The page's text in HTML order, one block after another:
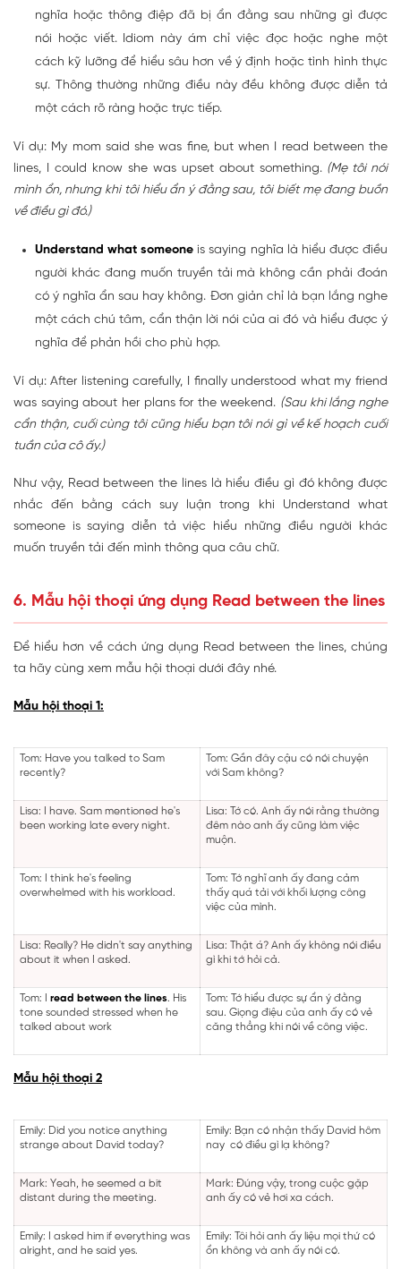
nghĩa hoặc thông điệp đã bị ẩn đằng sau những gì được
nói hoặc viết. Idiom này ám chỉ việc đọc hoặc nghe một
cách kỹ lưỡng để hiểu sâu hơn về ý định hoặc tình hình thực
sự. Thông thường những điều này đều không được diễn tả
một cách rõ ràng hoặc trực tiếp.
Ví dụ: My mom said she was fine, but when I read between the
lines, I could know she was upset about something. (Mẹ tôi nói
mình ổn, nhưng khi tôi hiểu ẩn ý đằng sau, tôi biết mẹ đang buồn
về điều gì đó.)
Understand what someone is saying nghĩa là hiểu được điều
người khác đang muốn truyền tải mà không cần phải đoán
có ý nghĩa ẩn sau hay không. Đơn giản chỉ là bạn lắng nghe
một cách chú tâm, cẩn thận lời nói của ai đó và hiểu được ý
nghĩa để phản hồi cho phù hợp.
Ví dụ: After listening carefully, I finally understood what my friend
was saying about her plans for the weekend. (Sau khi lắng nghe
cẩn thận, cuối cùng tôi cũng hiểu bạn tôi nói gì về kế hoạch cuối
tuần của cô ấy.)
Như vậy, Read between the lines là hiểu điều gì đó không được
nhắc đến bằng cách suy luận trong khi Understand what
someone is saying diễn tả việc hiểu những điều người khác
muốn truyền tải đến mình thông qua câu chữ.
6. Mẫu hội thoại ứng dụng Read between the lines
Để hiểu hơn về cách ứng dụng Read between the lines, chúng
ta hãy cùng xem mẫu hội thoại dưới đây nhé.
Mẫu hội thoại 1:
Tom: Have you talked to Sam
recently?
Tom: Gần đây cậu có nói chuyện
với Sam không?
Lisa: I have. Sam mentioned he's
been working late every night.
Lisa: Tớ có. Anh ấy nói rằng thường
đêm nào anh ấy cũng làm việc
muộn.
Tom: I think he's feeling
overwhelmed with his workload.
Tom: Tớ nghĩ anh ấy đang cảm
thấy quá tải với khối lượng công
việc của mình.
Lisa: Really? He didn't say anything
about it when I asked.
Lisa: Thật á? Anh ấy không nói điều
gì khi tớ hỏi cả.
Tom: I read between the lines. His
tone sounded stressed when he
talked about work
Tom: Tớ hiểu được sự ẩn ý đằng
sau. Giọng điệu của anh ấy có vẻ
căng thẳng khi nói về công việc.
Mẫu hội thoại 2
Emily: Did you notice anything
strange about David today?
Emily: Bạn có nhận thấy David hôm
nay có điều gì lạ không?
Mark: Yeah, he seemed a bit
distant during the meeting.
Mark: Đúng vậy, trong cuộc gặp
anh ấy có vẻ hơi xa cách.
Emily: I asked him if everything was
alright, and he said yes.
Emily: Tôi hỏi anh ấy liệu mọi thứ có
ổn không và anh ấy nói có.